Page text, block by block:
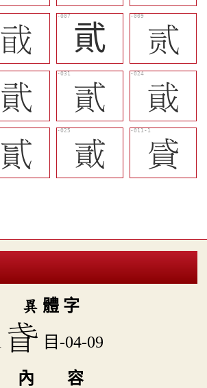
󵬐 貮
󵬔
󵬛 󵬠
󵬜
󵬟 󵬝
󵬕
異 體 字
󵬞 目-04-09
內 容